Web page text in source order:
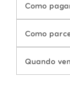
Como
Como
Quando